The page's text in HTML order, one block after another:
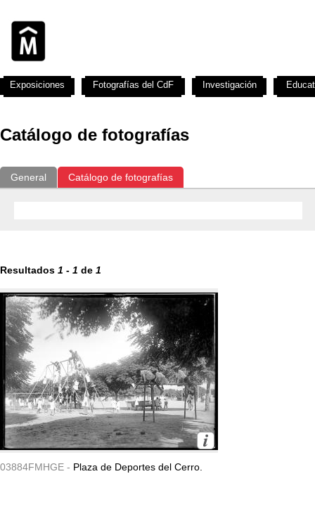
Catálogo de fotografías
General Catálogo de fotografías
Resultados 1 - 1 de 1
03884FMHGE - Plaza de Deportes del Cerro.
Exposiciones Fotografías del CdF Investigación